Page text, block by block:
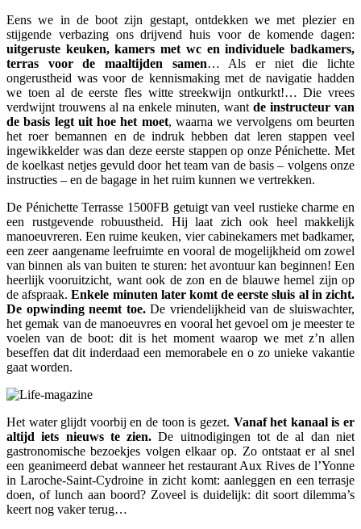
Eens we in de boot zijn gestapt, ontdekken we met plezier en
stijgende verbazing ons drijvend huis voor de komende dagen:
uitgeruste keuken, kamers met wc en individuele badkamers,
terras voor de maaltijden samen… Als er niet die lichte
ongerustheid was voor de kennismaking met de navigatie hadden
we toen al de eerste fles witte streekwijn ontkurkt!… Die vrees
verdwijnt trouwens al na enkele minuten, want de instructeur van
de basis legt uit hoe het moet, waarna we vervolgens om beurten
het roer bemannen en de indruk hebben dat leren stappen veel
ingewikkelder was dan deze eerste stappen op onze Pénichette. Met
de koelkast netjes gevuld door het team van de basis – volgens onze
instructies – en de bagage in het ruim kunnen we vertrekken.
De Pénichette Terrasse 1500FB getuigt van veel rustieke charme en
een rustgevende robuustheid. Hij laat zich ook heel makkelijk
manoeuvreren. Een ruime keuken, vier cabinekamers met badkamer,
een zeer aangename leefruimte en vooral de mogelijkheid om zowel
van binnen als van buiten te sturen: het avontuur kan beginnen! Een
heerlijk vooruitzicht, want ook de zon en de blauwe hemel zijn op
de afspraak.Enkele minuten later komt de eerste sluis al in zicht.
De opwinding neemt toe.De vriendelijkheid van de sluiswachter,
het gemak van de manoeuvres en vooral het gevoel om je meester te
voelen van de boot: dit is het moment waarop we met z’n allen
beseffen dat dit inderdaad een memorabele en o zo unieke vakantie
gaat worden.
Het water glijdt voorbij en de toon is gezet. Vanaf het kanaal is er
altijd iets nieuws te zien. De uitnodigingen tot de al dan niet
gastronomische bezoekjes volgen elkaar op. Zo ontstaat er al snel
een geanimeerd debat wanneer het restaurant Aux Rives de l’Yonne
in Laroche-Saint-Cydroine in zicht komt: aanleggen en een terrasje
doen, of lunch aan boord? Zoveel is duidelijk: dit soort dilemma’s
keert nog vaker terug…